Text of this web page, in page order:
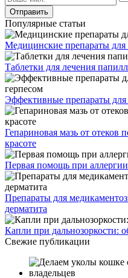
Популярные статьи
Медицинские препараты
Таблетки для лечения
Эффективные препараты
Гепариновая мазь от отеков
красоте
Первая помощь при аллергии
Препараты для
дерматита
Капли при дальнозоркости:
Свежие публикации